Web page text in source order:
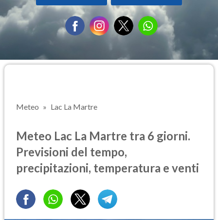
Meteo Lac La Martre
Meteo Lac La Martre tra 6 giorni.
Previsioni del tempo,
precipitazioni, temperatura e venti